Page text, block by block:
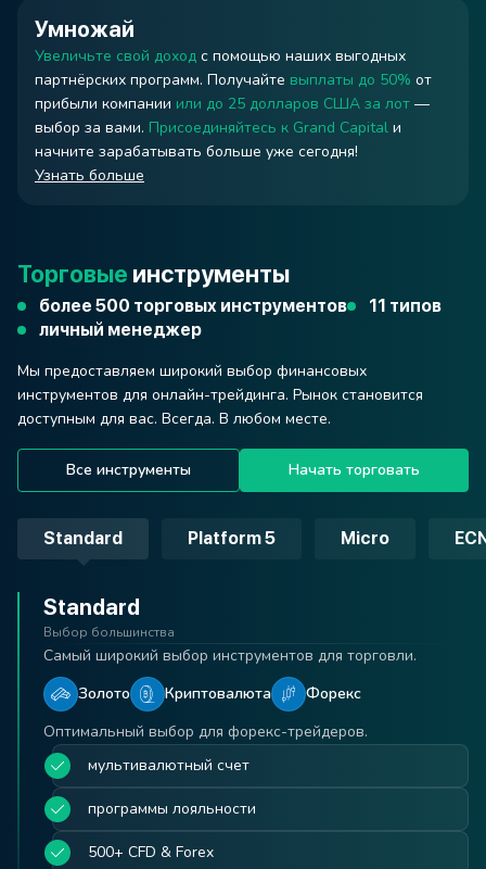
Умножай
Увеличьте свой доход с помощью наших выгодных
партнёрских программ. Получайте выплаты до 50% от
прибыли компании или до 25 долларов США за лот —
выбор за вами. Присоединяйтесь к Grand Capital и
начните зарабатывать больше уже сегодня!
Узнать больше
Торговые инструменты
более 500 торговых инструментов
11 типов
личный менеджер
Мы предоставляем широкий выбор финансовых
инструментов для онлайн-трейдинга. Рынок становится
доступным для вас. Всегда. В любом месте.
Все инструменты Начать торговать
Standard Platform 5 Micro
Standard
Выбор большинства
Самый широкий выбор инструментов для торговли.
Золото
Криптовалюта
Форекс
Оптимальный выбор для форекс-трейдеров.
мультивалютный счет
программы лояльности
500+ CFD & Forex
Platform 5
Новейшая версия классической платформы
Возможности для трейдинга, которых вы не найдёте
больше нигде:
Низкие спреды
Азиатские акции
Воспользуйтесь всеми преимуществами
профессиональной торговой платформы.
400+ инструментов
депозиты от 100 USD
Micro
Центовые счета
Минимальный объём одной сделки - 0.001 лота.
Лучший выбор для начинающих.
депозиты от 10 USD
60 торговых инструментов
ECN Prime
Счёт с исполнением по ECN
Преимущества:
Быстрое исполнение
Низкие спреды
Низкие комиссии
Выбор профессиональных трейдеров.
кредитное плечо до 1:3000
Swap Free
Исламский счёт
Как счёт Standard, но без свопов.
Счёт для трейдеров-мусульман.
депозиты от 100 USD